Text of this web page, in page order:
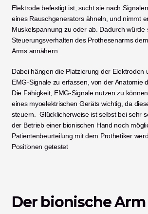
Elektrode befestigt ist, sucht sie nach
eines Rauschgenerators ähneln, und nimmt
Muskelspannung zu oder ab. Dadurch würde
Steuerungsverhalten des Prothesenarms
Arms annähern.
Dabei hängen die Platzierung der Elektroden
EMG-Signale zu erfassen, von der Anatomie
Die Fähigkeit, EMG-Signale nutzen zu
eines myoelektrischen Geräts wichtig, da
steuern.  Glücklicherweise ist selbst bei sehr
der Betrieb einer bionischen Hand noch
Patientenbeurteilung mit dem Prothetiker
Positionen getestet
Der bionische Arm